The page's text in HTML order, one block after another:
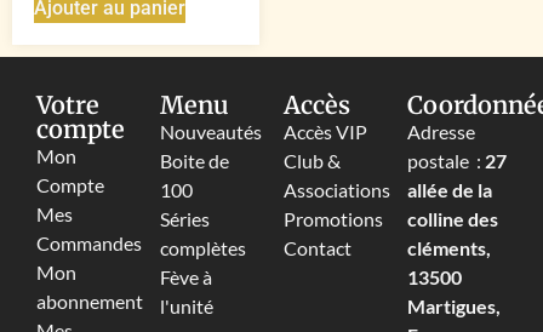
Ajouter au panier
Votre
compte
Mon
Compte
Mes
Commandes
Mon
abonnement
Menu
Nouveautés
Boite de
100
Séries
complètes
Fève à
l'unité
Accès
Accès VIP
Club &
Associations
Promotions
Contact
Adresse
postale : 27
allée de la
colline des
cléments,
13500
Martigues,